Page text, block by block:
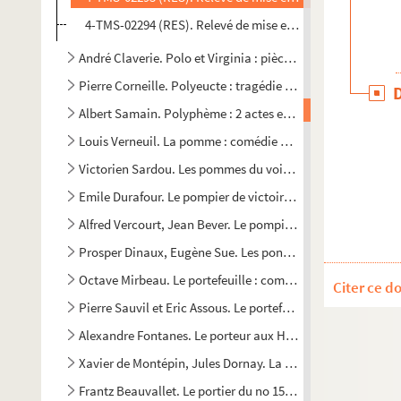
4-TMS-02294 (RES). Relevé de mise en scène. 3
André Claverie. Polo et Virginia : pièce en 3 actes en prose.
Pierre Corneille. Polyeucte : tragédie en 5 actes, en vers.
Albert Samain. Polyphème : 2 actes en vers. 1904
Louis Verneuil. La pomme : comédie en 3 actes. 1922
Victorien Sardou. Les pommes du voisin : comédie en 3
Emile Durafour. Le pompier de victoire : folie-vaudeville en
Alfred Vercourt, Jean Bever. Le pompier du Moulin-Rouge :
Prosper Dinaux, Eugène Sue. Les pontons : drame en 5
Octave Mirbeau. Le portefeuille : comédie en 1 acte. 1902
Pierre Sauvil et Eric Assous. Le portefeuille. 1995
Alexandre Fontanes. Le porteur aux Halles : drame en 5
Xavier de Montépin, Jules Dornay. La porteuse de pain :
Frantz Beauvallet. Le portier du no 15 : drame en 5 actes.
Citer ce